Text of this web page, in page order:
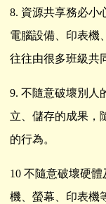
8. 資源共享務必小
電腦設備、印表機
往往由很多班級共
9. 不隨意破壞別人
立、儲存的成果，
的行為。
10 不隨意破壞硬體
機、螢幕、印表機